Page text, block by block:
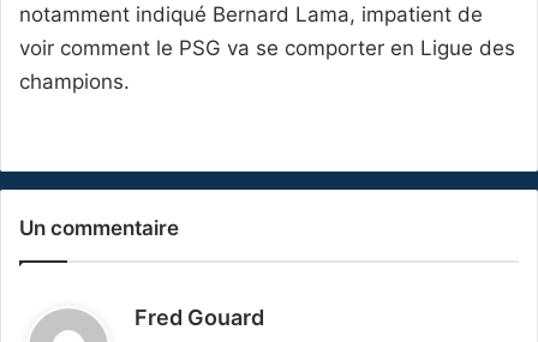
notamment indiqué Bernard Lama, impatient de
voir comment le PSG va se comporter en Ligue des
champions.
Un commentaire
Fred Gouard